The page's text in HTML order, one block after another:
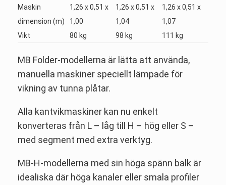
Maskin
dimension (m)
1,26 x 0,51 x
1,00
1,26 x 0,51 x
1,04
1,26 x 0,51 x
1,07
Vikt
80 kg 98 kg 111 kg
MB Folder-modellerna är lätta att använda,
manuella maskiner speciellt lämpade för
vikning av tunna plåtar.
Alla kantvikmaskiner kan nu enkelt
konverteras från L – låg till H – hög eller S –
med segment med extra verktyg.
MB-H-modellerna med sin höga spänn balk är
idealiska där höga kanaler eller smala profiler